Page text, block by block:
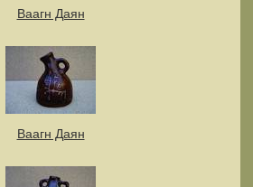
Ваагн Даян
Ваагн Даян